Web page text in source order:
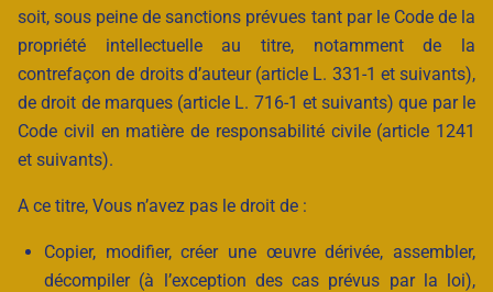
soit, sous peine de sanctions prévues tant par le Code de la
propriété intellectuelle au titre, notamment de la
contrefaçon de droits d’auteur (article L. 331-1 et suivants),
de droit de marques (article L. 716-1 et suivants) que par le
Code civil en matière de responsabilité civile (article 1241
et suivants).
A ce titre, Vous n’avez pas le droit de :
Copier, modifier, créer une œuvre dérivée, assembler,
décompiler (à l’exception des cas prévus par la loi),